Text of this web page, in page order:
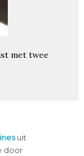
met twee
uit
door